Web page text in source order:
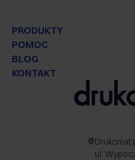
PRODUKTY
POMOC
BLOG
KONTAKT
ul.